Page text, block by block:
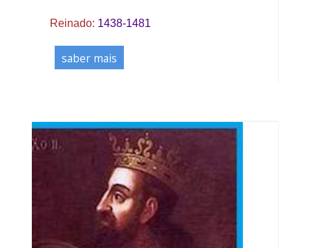
Reinado: 1438-1481
saber mais